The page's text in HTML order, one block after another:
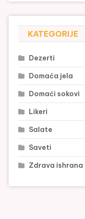
KATEGORIJE
Dezerti
Domaća jela
Domaći sokovi
Likeri
Salate
Saveti
Zdrava ishrana